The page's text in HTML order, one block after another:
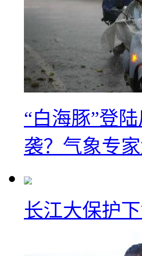
“白海豚”登
袭？气象专
长江大保护